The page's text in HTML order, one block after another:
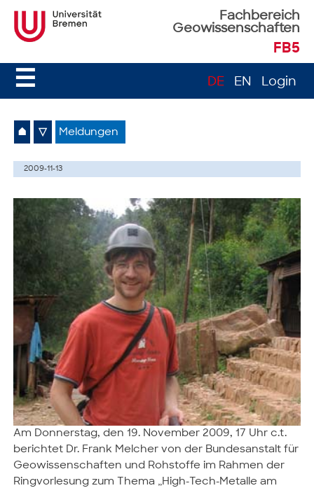
Fachbereich
Geowissenschaften
FB5
☰ DE EN Login
⌂ ▽ Meldungen
2009-11-13
Am Donnerstag, den 19. November 2009, 17 Uhr c.t.
berichtet Dr. Frank Melcher von der Bundesanstalt für
Geowissenschaften und Rohstoffe im Rahmen der
Ringvorlesung zum Thema „High-Tech-Metalle am